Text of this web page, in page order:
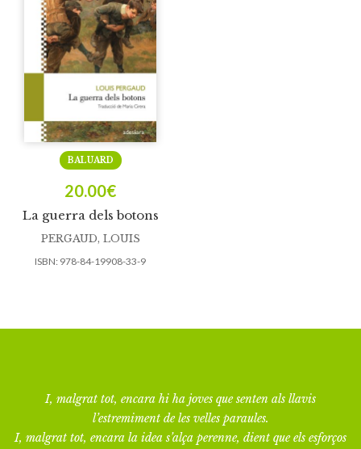
La guerra dels botons
BALUARD
20.00€
PERGAUD, LOUIS
ISBN: 978-84-19908-33-9
I, malgrat tot, encara hi ha joves que senten als llavis
l’estremiment de les velles paraules.
I, malgrat tot, encara la idea s’alça perenne, dient que els esforços